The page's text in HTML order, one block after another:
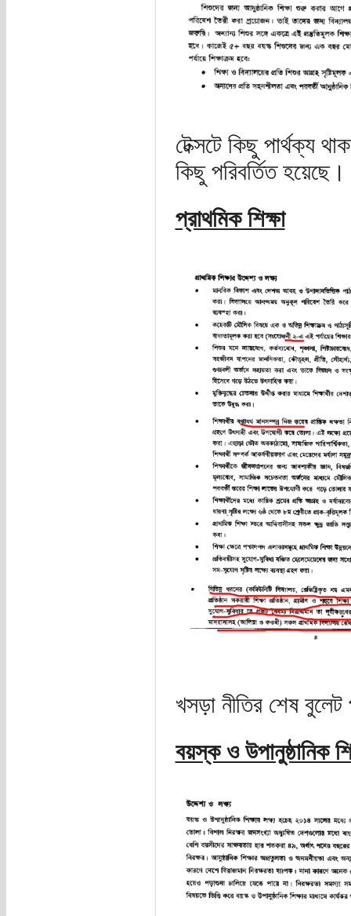
টেক্সটে কিছু পার্থক্য
কিছু পরিবর্তিত হয়েছে।
প্রাথমিক শিক্ষা
খসড়া নীতির শেষ বুলেট
বয়স্ক ও উপানুষ্ঠানিক